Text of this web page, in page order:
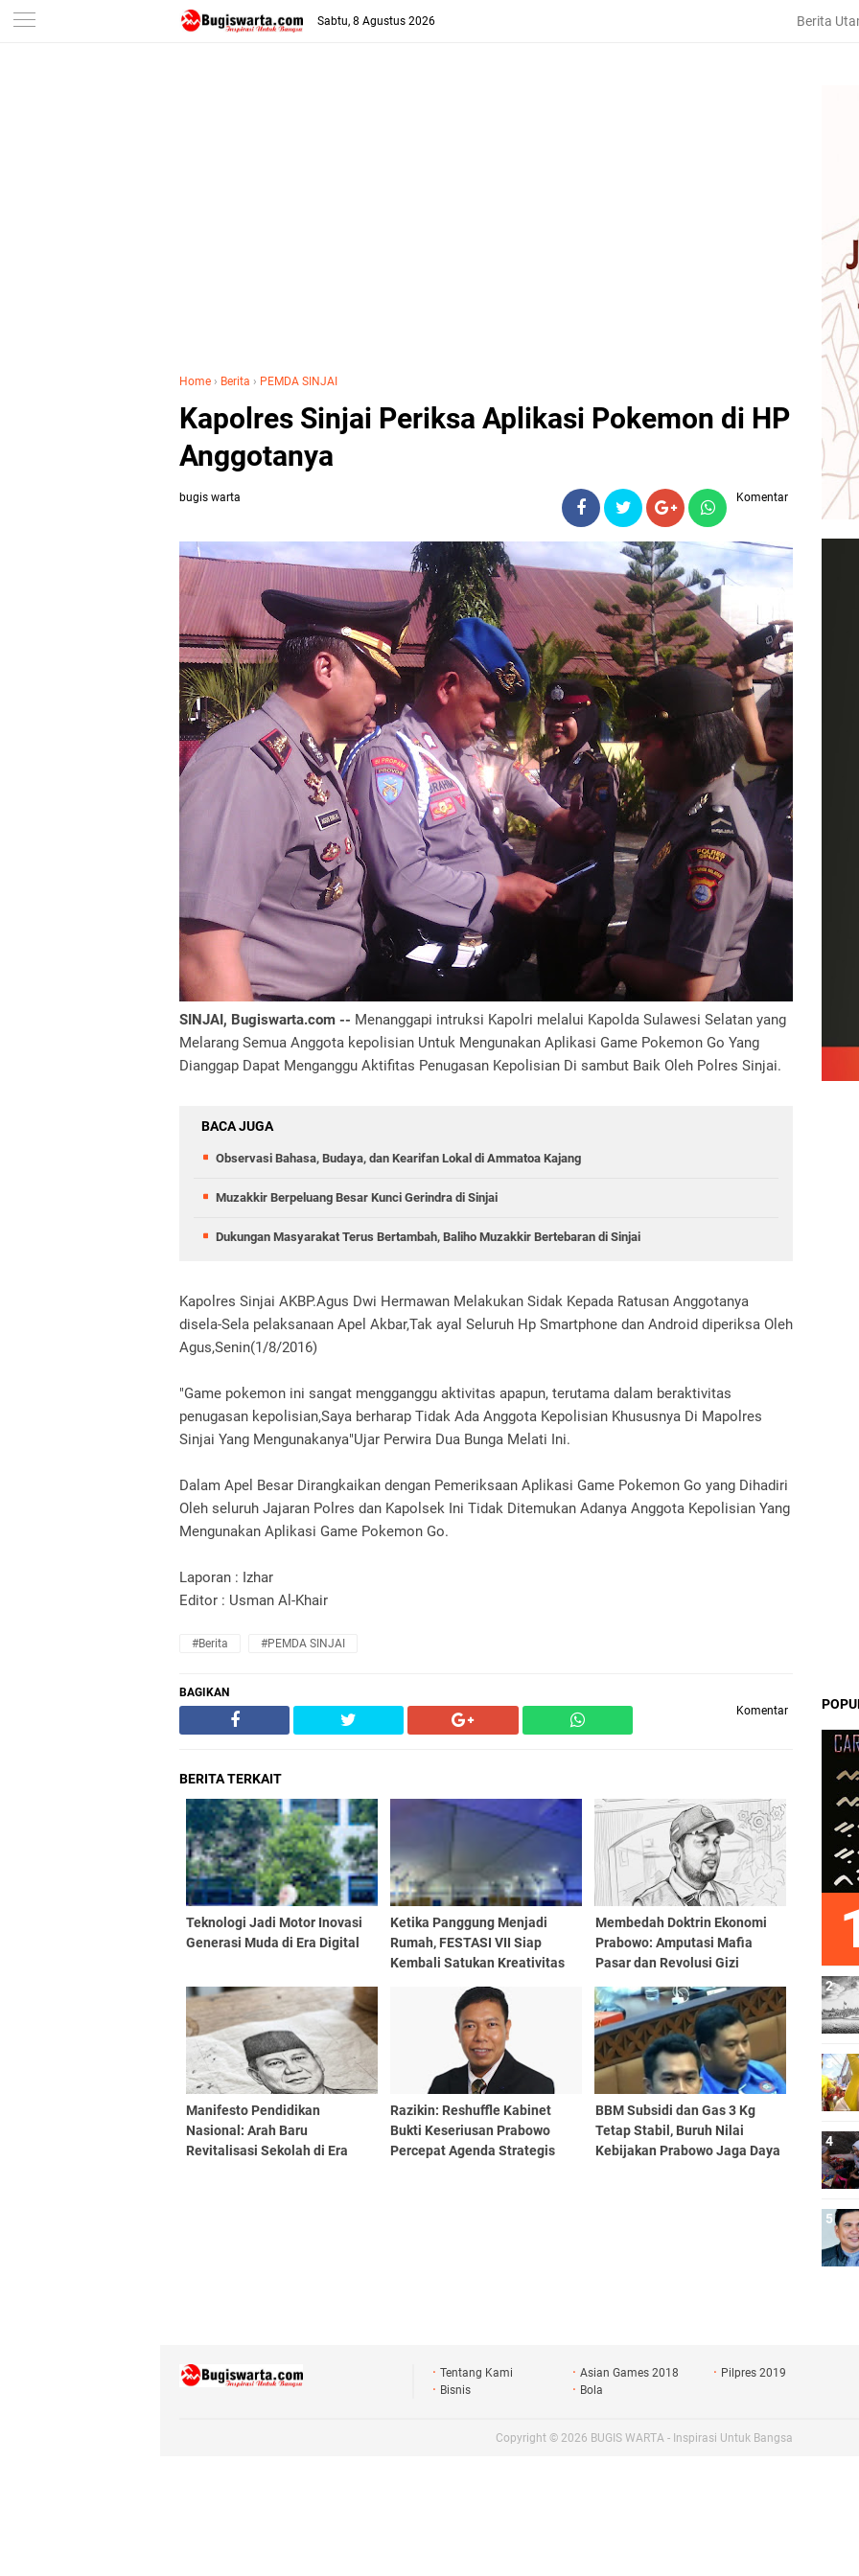
-->
Sabtu, 8 Agustus 2026 Berita
Home › Berita › PEMDA SINJAI
Kapolres Sinjai Periksa Aplikasi Pokemon di HP
Anggotanya
bugis warta Komentar
SINJAI, Bugiswarta.com -- Menanggapi intruksi Kapolri melalui Kapolda Sulawesi Selatan yang
Melarang Semua Anggota kepolisian Untuk Mengunakan Aplikasi Game Pokemon Go Yang
Dianggap Dapat Menganggu Aktifitas Penugasan Kepolisian Di sambut Baik Oleh Polres Sinjai.
BACA JUGA
Observasi Bahasa, Budaya, dan Kearifan Lokal di Ammatoa Kajang
Muzakkir Berpeluang Besar Kunci Gerindra di Sinjai
Dukungan Masyarakat Terus Bertambah, Baliho Muzakkir Bertebaran di Sinjai
Kapolres Sinjai AKBP.Agus Dwi Hermawan Melakukan Sidak Kepada Ratusan Anggotanya
disela-Sela pelaksanaan Apel Akbar,Tak ayal Seluruh Hp Smartphone dan Android diperiksa Oleh
Agus,Senin(1/8/2016)
"Game pokemon ini sangat mengganggu aktivitas apapun, terutama dalam beraktivitas
penugasan kepolisian,Saya berharap Tidak Ada Anggota Kepolisian Khususnya Di Mapolres
Sinjai Yang Mengunakanya"Ujar Perwira Dua Bunga Melati Ini.
Dalam Apel Besar Dirangkaikan dengan Pemeriksaan Aplikasi Game Pokemon Go yang Dihadiri
Oleh seluruh Jajaran Polres dan Kapolsek Ini Tidak Ditemukan Adanya Anggota Kepolisian Yang
Mengunakan Aplikasi Game Pokemon Go.‎
Laporan : Izhar
Editor : Usman Al-Khair
#Berita #PEMDA SINJAI
BAGIKAN
Komentar
BERITA TERKAIT
Teknologi Jadi Motor Inovasi
Generasi Muda di Era Digital
Ketika Panggung Menjadi
Rumah, FESTASI VII Siap
Kembali Satukan Kreativitas
Membedah Doktrin Ekonomi
Prabowo: Amputasi Mafia
Pasar dan Revolusi Gizi
Manifesto Pendidikan
Nasional: Arah Baru
Revitalisasi Sekolah di Era
Razikin: Reshuffle Kabinet
Bukti Keseriusan Prabowo
Percepat Agenda Strategis
BBM Subsidi dan Gas 3 Kg
Tetap Stabil, Buruh Nilai
Kebijakan Prabowo Jaga Daya
Tentang Kami Asian Games 2018
Pilpres 2019
Bisnis
Bola
Copyright © 2026 BUGIS WARTA - Inspirasi Untuk Bangsa